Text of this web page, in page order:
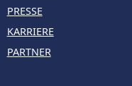
PRESSE
KARRIERE
PARTNER